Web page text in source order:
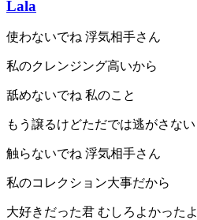
Lala
使わないでね 浮気相手さん
私のクレンジング高いから
舐めないでね 私のこと
もう譲るけどただでは逃がさない
触らないでね 浮気相手さん
私のコレクション大事だから
大好きだった君 むしろよかったよ